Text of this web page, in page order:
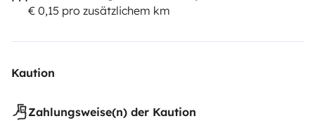
€ 0,15 pro zusätzlichem km
Kaution
Zahlungsweise(n) der Kaution